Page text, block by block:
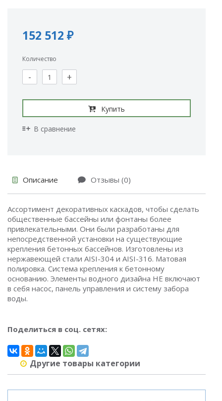
152 512 ₽
Количество
- +
Купить
В сравнение
Описание Отзывы (0)
Ассортимент декоративных каскадов, чтобы сделать
общественные бассейны или фонтаны более
привлекательными. Они были разработаны для
непосредственной установки на существующие
крепления бетонных бассейнов. Изготовлены из
нержавеющей стали AISI-304 и AISI-316. Матовая
полировка. Система крепления к бетонному
основанию. Элементы водного дизайна НЕ включают
в себя насос, панель управления и систему забора
воды.
Поделиться в соц. сетях:
Другие товары категории